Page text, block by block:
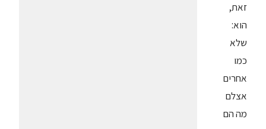
זאת,
הוא:
שלא
כמו
אחרים
אצלם
מה הם